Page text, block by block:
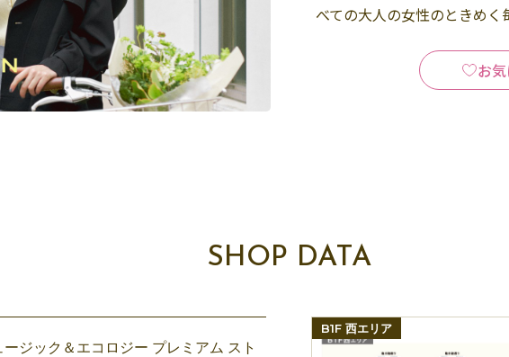
べての大人の女性のときめく
お
SHOP DATA
ージック＆エコロジー プレミアム スト
B1F 西エリア